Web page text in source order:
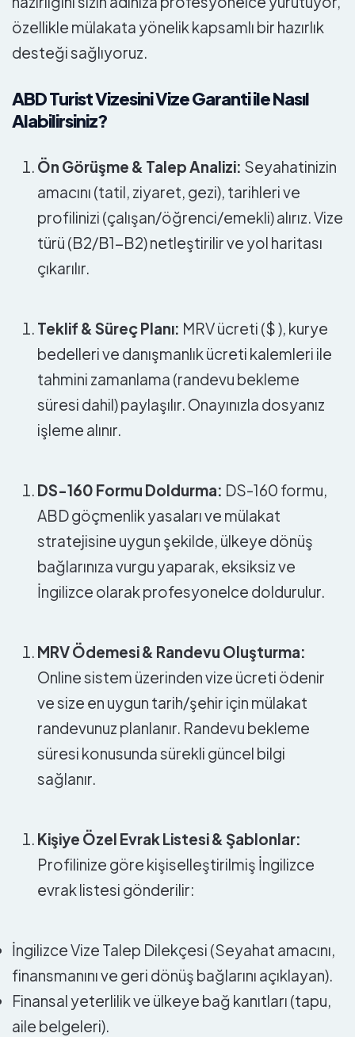
özellikle mülakata yönelik kapsamlı bir hazırlık
desteği sağlıyoruz.
ABD Turist Vizesini Vize Garanti ile Nasıl
Alabilirsiniz?
Ön Görüşme & Talep Analizi: Seyahatinizin
amacını (tatil, ziyaret, gezi), tarihleri ve
profilinizi (çalışan/öğrenci/emekli) alırız. Vize
türü (B2/B1-B2) netleştirilir ve yol haritası
çıkarılır.
Teklif & Süreç Planı: MRV ücreti ($ ), kurye
bedelleri ve danışmanlık ücreti kalemleri ile
tahmini zamanlama (randevu bekleme
süresi dahil) paylaşılır. Onayınızla dosyanız
işleme alınır.
DS-160 Formu Doldurma: DS-160 formu,
ABD göçmenlik yasaları ve mülakat
stratejisine uygun şekilde, ülkeye dönüş
bağlarınıza vurgu yaparak, eksiksiz ve
İngilizce olarak profesyonelce doldurulur.
MRV Ödemesi & Randevu Oluşturma:
Online sistem üzerinden vize ücreti ödenir
ve size en uygun tarih/şehir için mülakat
randevunuz planlanır. Randevu bekleme
süresi konusunda sürekli güncel bilgi
sağlanır.
Kişiye Özel Evrak Listesi & Şablonlar:
Profilinize göre kişiselleştirilmiş İngilizce
evrak listesi gönderilir:
İngilizce Vize Talep Dilekçesi (Seyahat amacını,
finansmanını ve geri dönüş bağlarını açıklayan).
Finansal yeterlilik ve ülkeye bağ kanıtları (tapu,
aile belgeleri).